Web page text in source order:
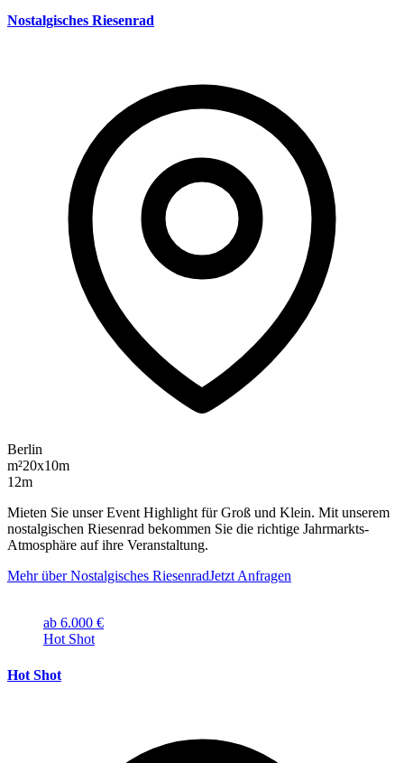
Nostalgisches Riesenrad
Berlin
m²20x10m
12m
Mieten Sie unser Event Highlight für Groß und Klein. Mit unserem
nostalgischen Riesenrad bekommen Sie die richtige Jahrmarkts-
Atmosphäre auf ihre Veranstaltung.
Mehr über Nostalgisches RiesenradJetzt Anfragen
ab 6.000 €
Hot Shot
Hot Shot